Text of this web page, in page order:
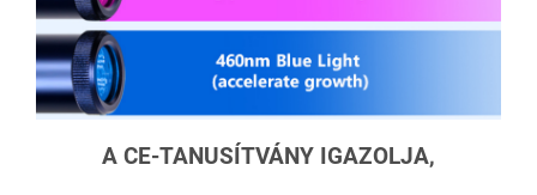
A CE-TANUSÍTVÁNY IGAZOLJA,